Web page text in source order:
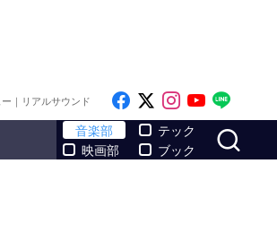
｜リアルサウンド Like on Facebook
Follow on x
Follow on
Follow
音楽部
映画部
テック
ブック